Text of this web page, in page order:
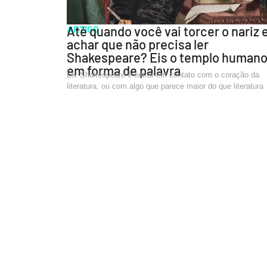
ARTIGO
Até quando você vai torcer o nariz
achar que não precisa ler
Shakespeare? Eis o templo humano
em forma de palavra
Ler Shakespeare é entrar em contato com o coração da
literatura, ou com algo que parece maior do que literatura